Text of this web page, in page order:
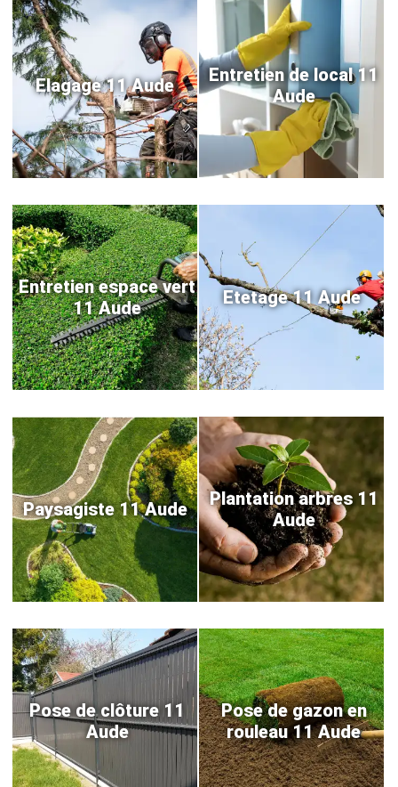
Elagage 11 Aude
Entretien de local 11
Aude
Entretien espace vert
11 Aude
Etetage 11 Aude
Paysagiste 11 Aude
Plantation arbres 11
Aude
Pose de clôture 11
Aude
Pose de gazon en
rouleau 11 Aude